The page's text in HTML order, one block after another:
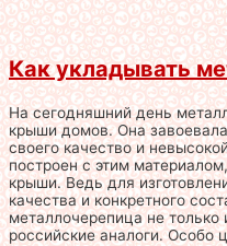
Как укладывать
На сегодняшний день
крыши домов. Она
своего качество и
построен с этим
крыши. Ведь для
качества и конкретного
металлочерепица не только
российские аналоги. Особо